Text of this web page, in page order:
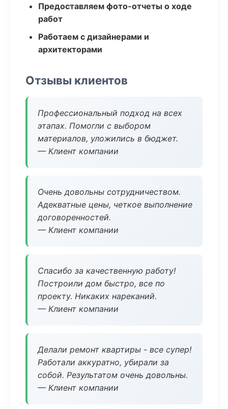
Предоставляем фото-отчеты о ходе
работ
Работаем с дизайнерами и
архитекторами
Отзывы клиентов
Профессиональный подход на всех
этапах. Помогли с выбором
материалов, уложились в бюджет.
— Клиент компании
Очень довольны сотрудничеством.
Адекватные цены, четкое выполнение
договоренностей.
— Клиент компании
Спасибо за качественную работу!
Построили дом быстро, все по
проекту. Никаких нареканий.
— Клиент компании
Делали ремонт квартиры - все супер!
Работали аккуратно, убирали за
собой. Результатом очень довольны.
— Клиент компании